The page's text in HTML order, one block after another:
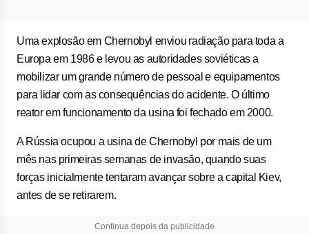
Uma ​explosão em Chernobyl enviou ⁠radiação para toda a
Europa em 1986 e levou as autoridades soviéticas a
mobilizar um grande número de pessoal ⁠e equipamentos
para lidar com as consequências do acidente. O último
reator em funcionamento da usina foi fechado em 2000.
A Rússia ocupou a usina de Chernobyl por mais de um
mês nas primeiras semanas de invasão, quando suas
forças inicialmente tentaram avançar sobre a capital Kiev,
antes de se retirarem.
Continua depois da publicidade